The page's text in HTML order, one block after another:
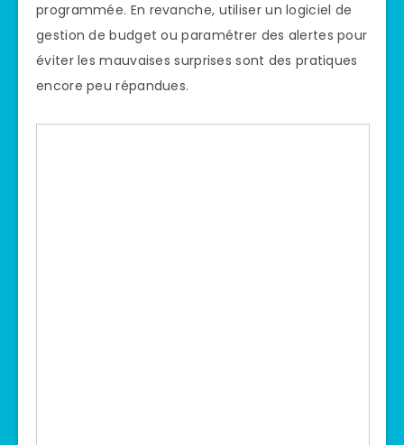
programmée. En revanche, utiliser un logiciel de
gestion de budget ou paramétrer des alertes pour
éviter les mauvaises surprises sont des pratiques
encore peu répandues.